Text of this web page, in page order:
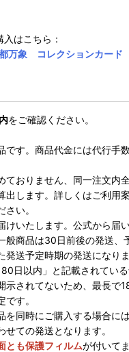
はこちら：
万象 コレクションカー
をご確認ください。
です。商品代金には代行手
ておりません、同一注文内
出します。詳しくはご利用
さい。
けいたします。公式から届
般商品は30日前後の発送、
発送予定時期の発送になり
日以内」と記載されている
示されてないため、最長で
す。
を同時にご購入する場合に
ての発送となります。
とも保護フィルムが付いて